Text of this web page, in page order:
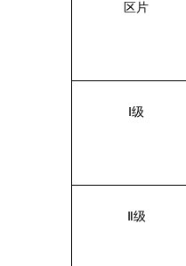
区片
Ⅰ级
Ⅱ级